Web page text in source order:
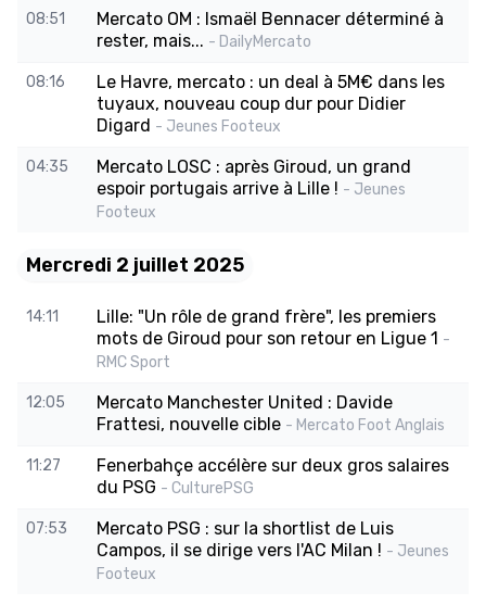
08:51
Mercato OM : Ismaël Bennacer déterminé à
rester, mais... - DailyMercato
08:16
Le Havre, mercato : un deal à 5M€ dans les
tuyaux, nouveau coup dur pour Didier
Digard - Jeunes Footeux
04:35
Mercato LOSC : après Giroud, un grand
espoir portugais arrive à Lille ! - Jeunes
Footeux
Mercredi 2 juillet 2025
14:11
Lille: "Un rôle de grand frère", les premiers
mots de Giroud pour son retour en Ligue 1 -
RMC Sport
12:05
Mercato Manchester United : Davide
Frattesi, nouvelle cible - Mercato Foot Anglais
11:27
Fenerbahçe accélère sur deux gros salaires
du PSG - CulturePSG
07:53
Mercato PSG : sur la shortlist de Luis
Campos, il se dirige vers l'AC Milan ! - Jeunes
Footeux